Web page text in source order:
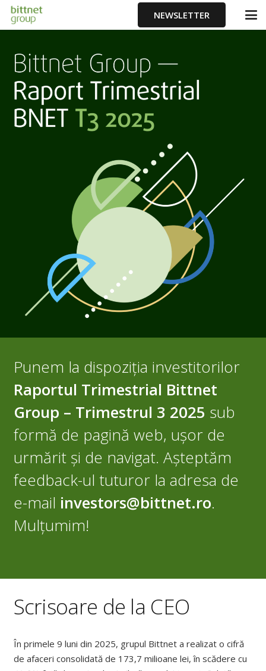
NEWSLETTER
Punem la dispoziția investitorilor
Raportul Trimestrial Bittnet
Group – Trimestrul 3 2025 sub
formă de pagină web, ușor de
urmărit și de navigat. Așteptăm
feedback-ul tuturor la adresa de
e-mail investors@bittnet.ro.
Mulțumim!
Scrisoare de la CEO
În primele 9 luni din 2025, grupul Bittnet a realizat o cifră
de afaceri consolidată de 173,7 milioane lei, în scădere cu